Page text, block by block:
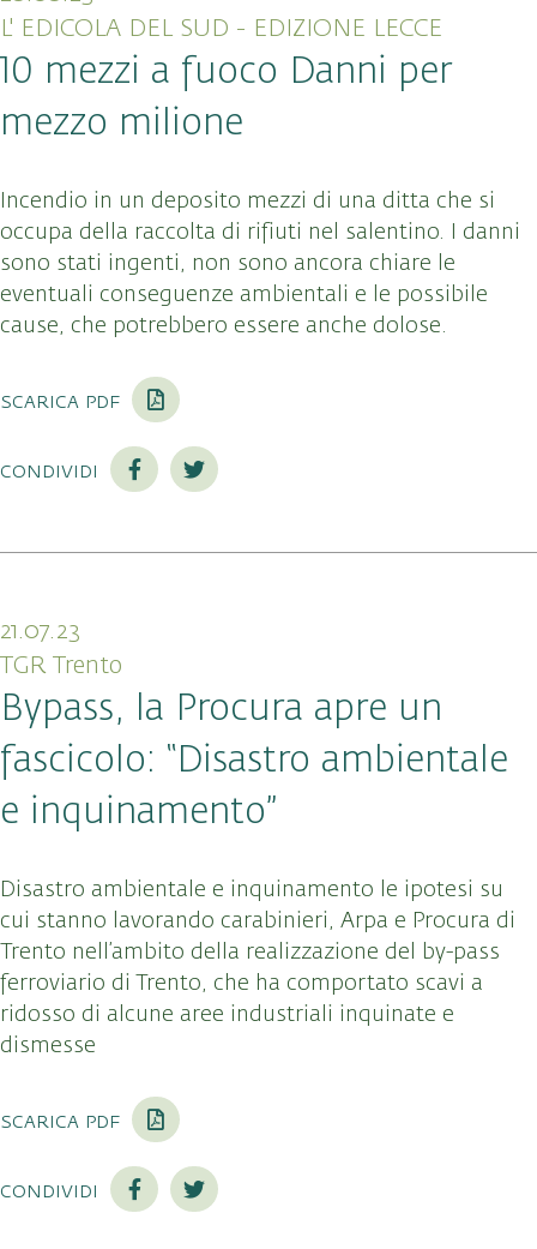
L' EDICOLA DEL SUD - EDIZIONE LECCE
10 mezzi a fuoco Danni per
mezzo milione
Incendio in un deposito mezzi di una ditta che si
occupa della raccolta di rifiuti nel salentino. I danni
sono stati ingenti, non sono ancora chiare le
eventuali conseguenze ambientali e le possibile
cause, che potrebbero essere anche dolose.
scarica pdf
condividi
21.07.23
TGR Trento
Bypass, la Procura apre un
fascicolo: “Disastro ambientale
e inquinamento”
Disastro ambientale e inquinamento le ipotesi su
cui stanno lavorando carabinieri, Arpa e Procura di
Trento nell’ambito della realizzazione del by-pass
ferroviario di Trento, che ha comportato scavi a
ridosso di alcune aree industriali inquinate e
dismesse
scarica pdf
condividi